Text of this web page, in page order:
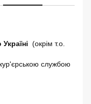
(окрім т.о.
службою